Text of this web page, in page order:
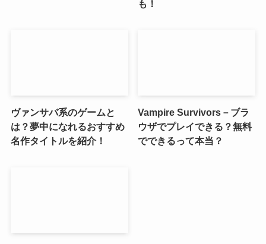
も！
ヴァンサバ系のゲームと
は？夢中になれるおすすめ
名作タイトルを紹介！
Vampire Survivors－ブラ
ウザでプレイできる？無料
でできるって本当？